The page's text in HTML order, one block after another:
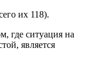
их 118).
где ситуация на
является